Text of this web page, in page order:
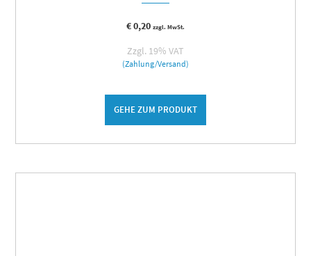
€0,20 zzgl. MwSt.
Zzgl. 19% VAT
(Zahlung/Versand)
GEHE ZUM PRODUKT